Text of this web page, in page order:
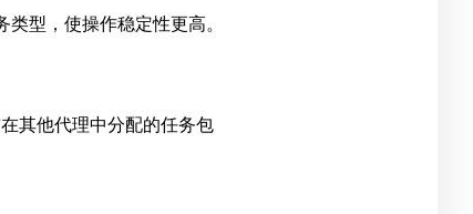
型，使操作稳定性更高。
其他代理中分配的任务包